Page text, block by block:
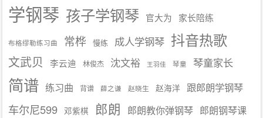
学钢琴 孩子学钢琴 官大为 家长陪练
布格缪勒练习曲 常桦 慢练 成人学钢琴 抖音热歌
文武贝 李云迪 林俊杰 沈文裕 王羽佳 琴童 琴童家长
简谱 练习曲 背谱 薛之谦 赵晓生 赵海洋 跟郎朗学钢琴
车尔尼599 邓紫棋 郎朗 郎朗教你弹钢琴 郎朗钢琴课